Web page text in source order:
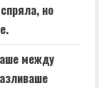
но
между